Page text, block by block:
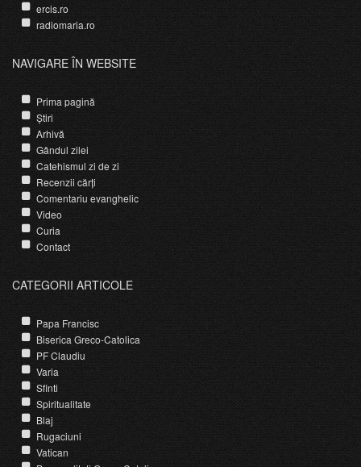
ercis.ro
radiomaria.ro
NAVIGARE ÎN WEBSITE
Prima pagină
Știri
Arhivă
Gândul zilei
Catehismul zi de zi
Recenzii cărți
Comentariu evanghelic
Video
Curia
Contact
CATEGORII ARTICOLE
Papa Francisc
Biserica Greco-Catolica
PF Claudiu
Varia
Sfinti
Spiritualitate
Blaj
Rugaciuni
Vatican